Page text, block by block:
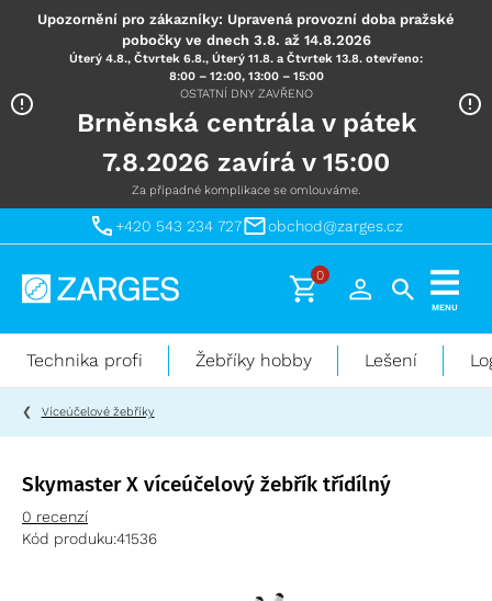
Upozornění pro zákazníky: Upravená provozní doba pražské
pobočky ve dnech 3.8. až 14.8.2026
Úterý 4.8., Čtvrtek 6.8., Úterý 11.8. a Čtvrtek 13.8. otevřeno:
8:00 – 12:00, 13:00 – 15:00
OSTATNÍ DNY ZAVŘENO
Brněnská centrála v pátek
7.8.2026 zavírá v 15:00
Za případné komplikace se omlouváme.
+420 543 234 727 obchod@zarges.cz
Technika
práci
výškách
0
MENU
Technika profi Žebříky hobby Lešení
Víceúčelové žebříky
Skymaster X víceúčelový žebřík třídílný
0 recenzí
Kód produku:41536